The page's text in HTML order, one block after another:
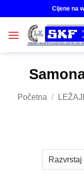
to
content
Cijene na
Početna /